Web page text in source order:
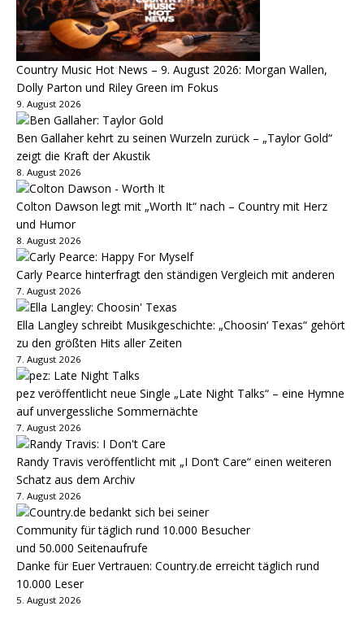
Country Music Hot News – 9. August 2026: Morgan Wallen,
Dolly Parton und Riley Green im Fokus
9. August 2026
Ben Gallaher kehrt zu seinen Wurzeln zurück – „Taylor Gold“
zeigt die Kraft der Akustik
8. August 2026
Colton Dawson legt mit „Worth It“ nach – Country mit Herz
und Humor
8. August 2026
Carly Pearce hinterfragt den ständigen Vergleich mit anderen
7. August 2026
Ella Langley schreibt Musikgeschichte: „Choosin‘ Texas“ gehört
zu den größten Hits aller Zeiten
7. August 2026
pez veröffentlicht neue Single „Late Night Talks“ – eine Hymne
auf unvergessliche Sommernächte
7. August 2026
Randy Travis veröffentlicht mit „I Don’t Care“ einen weiteren
Schatz aus dem Archiv
7. August 2026
Danke für Euer Vertrauen: Country.de erreicht täglich rund
10.000 Leser
5. August 2026